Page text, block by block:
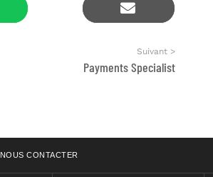
Suivant >
Payments Specialist
NOUS CONTACTER